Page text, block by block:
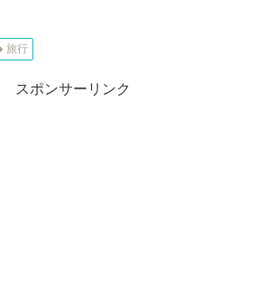
旅行
スポンサーリンク